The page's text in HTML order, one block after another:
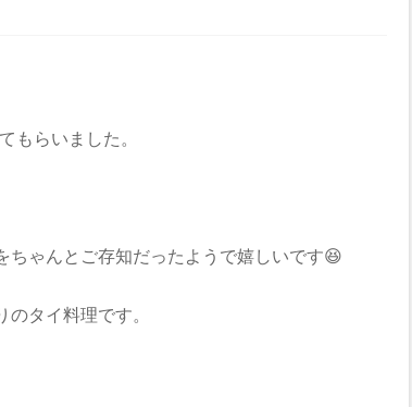
もらいました。
ゃんとご存知だったようで嬉しいです😆
タイ料理です。